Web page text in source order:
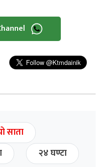
साता
२४ घण्टा